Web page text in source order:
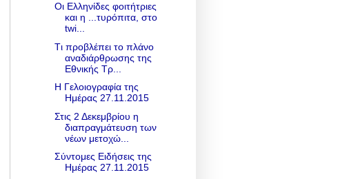
Οι Ελληνίδες φοιτήτριες
και η ...τυρόπιτα, στο
twi...
Tι προβλέπει το πλάνο
αναδιάρθρωσης της
Εθνικής Τρ...
Η Γελοιογραφία της
Ημέρας 27.11.2015
Στις 2 Δεκεμβρίου η
διαπραγμάτευση των
νέων μετοχώ...
Σύντομες Ειδήσεις της
Ημέρας 27.11.2015